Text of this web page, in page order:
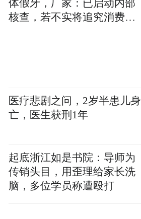
体假牙，厂家：已启动内部
核查，若不实将追究消费者
医疗悲剧之问，2岁半患儿身
亡，医生获刑1年
起底浙江如是书院：导师为
传销头目，用歪理给家长洗
脑，多位学员称遭殴打